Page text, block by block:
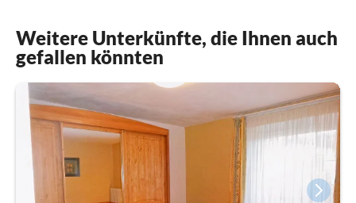
Weitere Unterkünfte, die Ihnen auch
gefallen könnten